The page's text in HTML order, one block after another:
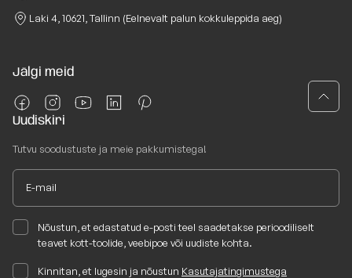
Laki 4, 10621, Tallinn (Eelnevalt palun kokkuleppida aeg)
Jälgi meid
Uudiskiri
Tutvu soodustuste ja meie pakkumistega!
Nõustun, et edastatud e-posti teel saadetakse perioodiliselt
teavet kott-toolide, veebipoe või uudiste kohta.
Kinnitan, et lugesin ja nõustun Kasutajatingimustega